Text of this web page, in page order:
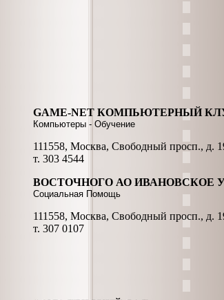
GAME-NET КОМПЬЮТЕРНЫЙ
Компьютеры - Обучение
111558, Москва, Свободный просп., д.
т. 303 4544
ВОСТОЧНОГО АО ИВАНОВСКОЕ
Социальная Помощь
111558, Москва, Свободный просп., д.
т. 307 0107